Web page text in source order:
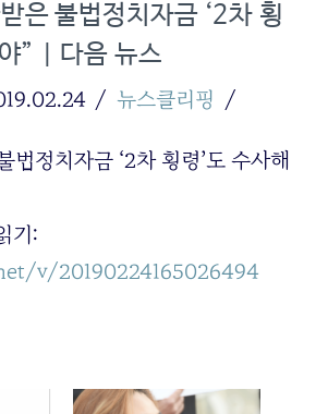
은 불법정치자금 ‘2차 횡
” | 다음 뉴스
뉴스클리핑
법정치자금 ‘2차 횡령’도 수사해
기:
v/20190224165026494